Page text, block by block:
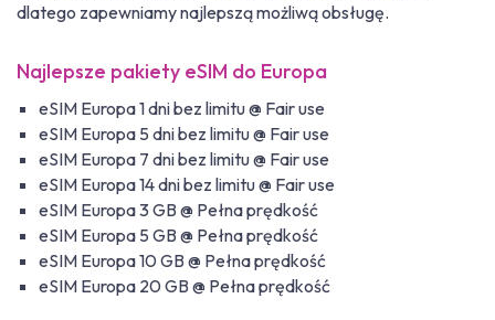
dlatego zapewniamy najlepszą możliwą obsługę.
Najlepsze pakiety eSIM do Europa
eSIM Europa 1 dni bez limitu @ Fair use
eSIM Europa 5 dni bez limitu @ Fair use
eSIM Europa 7 dni bez limitu @ Fair use
eSIM Europa 14 dni bez limitu @ Fair use
eSIM Europa 3 GB @ Pełna prędkość
eSIM Europa 5 GB @ Pełna prędkość
eSIM Europa 10 GB @ Pełna prędkość
eSIM Europa 20 GB @ Pełna prędkość